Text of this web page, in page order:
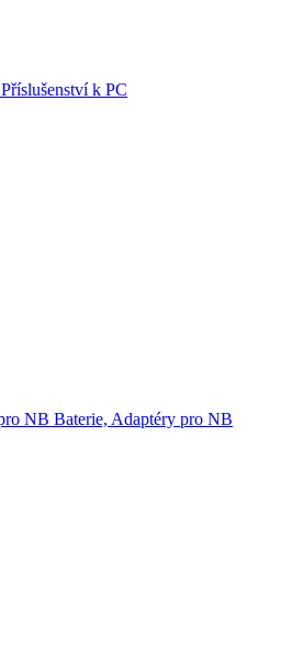
Příslušenství k PC
Baterie, Adaptéry pro NB